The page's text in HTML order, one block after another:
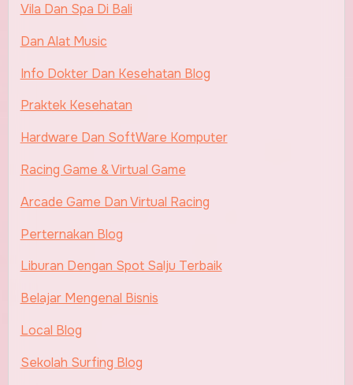
Vila Dan Spa Di Bali
Dan Alat Music
Info Dokter Dan Kesehatan Blog
Praktek Kesehatan
Hardware Dan SoftWare Komputer
Racing Game & Virtual Game
Arcade Game Dan Virtual Racing
Perternakan Blog
Liburan Dengan Spot Salju Terbaik
Belajar Mengenal Bisnis
Local Blog
Sekolah Surfing Blog